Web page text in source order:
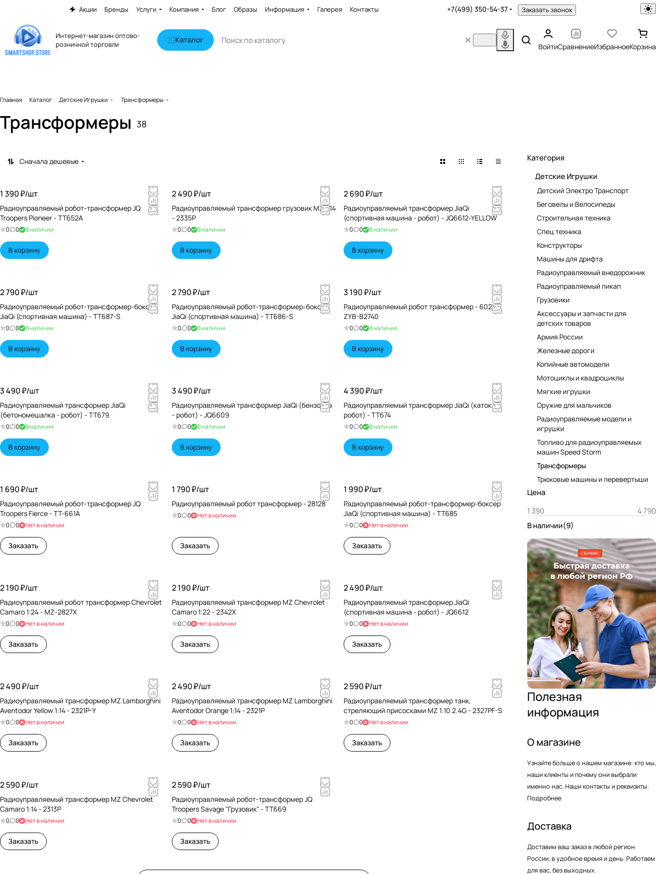
Акции Бренды Услуги Компания Блог Образы Информация Галерея Контакты +7(499) 350-54-37 Заказать звонок
Интернет-магазин оптово-
розничной торговли
Каталог
ВойтиСравнениеИзбранноеКорзина
Главная Каталог Детские Игрушки Трансформеры
Трансформеры 38
Сначала дешевые
1 390 ₽/шт
Радиоуправляемый робот-трансформер JQ
Troopers Pioneer - TT652A
0 0 В наличии
В корзину
2 490 ₽/шт
Радиоуправляемый трансформер грузовик MZ 1:14
- 2335P
0 0 В наличии
В корзину
2 690 ₽/шт
Радиоуправляемый трансформер JiaQi
(спортивная машина - робот) - JQ6612-YELLOW
0 0 В наличии
В корзину
2 790 ₽/шт
Радиоуправляемый робот-трансформер-боксер
JiaQi (спортивная машина) - TT687-S
0 0 В наличии
В корзину
2 790 ₽/шт
Радиоуправляемый робот-трансформер-боксер
JiaQi (спортивная машина) - TT686-S
0 0 В наличии
В корзину
3 190 ₽/шт
Радиоуправляемый робот трансформер - 6020 /
ZYB-B2740
0 0 В наличии
В корзину
3 490 ₽/шт
Радиоуправляемый трансформер JiaQi
(бетономешалка - робот) - TT679
0 0 В наличии
В корзину
3 490 ₽/шт
Радиоуправляемый трансформер JiaQi (бензовоз
- робот) - JQ6609
0 0 В наличии
В корзину
4 390 ₽/шт
Радиоуправляемый трансформер JiaQi (каток -
робот) - TT674
0 0 В наличии
В корзину
1 690 ₽/шт
Радиоуправляемый робот-трансформер JQ
Troopers Fierce - TT-661A
0 0 Нет в наличии
Заказать
1 790 ₽/шт
Радиоуправляемый робот трансформер - 28128
0 0 Нет в наличии
Заказать
1 990 ₽/шт
Радиоуправляемый робот-трансформер-боксер
JiaQi (спортивная машина) - TT685
0 0 Нет в наличии
Заказать
2 190 ₽/шт
Радиоуправляемый робот трансформер Chevrolet
Camaro 1:24 - MZ-2827X
0 0 Нет в наличии
Заказать
2 190 ₽/шт
Радиоуправляемый трансформер MZ Chevrolet
Camaro 1:22 - 2342X
0 0 Нет в наличии
Заказать
2 490 ₽/шт
Радиоуправляемый трансформер JiaQi
(спортивная машина - робот) - JQ6612
0 0 Нет в наличии
Заказать
2 490 ₽/шт
Радиоуправляемый трансформер MZ Lamborghini
Aventodor Yellow 1:14 - 2321P-Y
0 0 Нет в наличии
Заказать
2 490 ₽/шт
Радиоуправляемый трансформер MZ Lamborghini
Aventodor Orange 1:14 - 2321P
0 0 Нет в наличии
Заказать
2 590 ₽/шт
Радиоуправляемый трансформер танк,
стреляющий присосками MZ 1:10 2.4G - 2327PF-S
0 0 Нет в наличии
Заказать
2 590 ₽/шт
Радиоуправляемый трансформер MZ Chevrolet
Camaro 1:14 - 2313P
0 0 Нет в наличии
Заказать
2 590 ₽/шт
Радиоуправляемый робот-трансформер JQ
Troopers Savage "Грузовик" - TT669
0 0 Нет в наличии
Заказать
Категория
Детские Игрушки
Детский Электро Транспорт
Беговелы и Велосипеды
Строительная техника
Спец техника
Конструкторы
Машины для дрифта
Радиоуправляемый внедорожник
Радиоуправляемый пикап
Грузовики
Аксессуары и запчасти для
детских товаров
Армия России
Железные дороги
Копийные автомодели
Мотоциклы и квадроциклы
Мягкие игрушки
Оружие для мальчиков
Радиоуправляемые модели и
игрушки
Топливо для радиоуправляемых
машин Speed Storm
Трансформеры
Трюковые машины и перевертыши
Цена
В наличии(9)
Полезная
информация
О магазине
Узнайте больше о нашем магазине: кто мы,
наши клиенты и почему они выбрали
именно нас. Наши контакты и реквизиты.
Подробнее
Доставка
Доставим ваш заказ в любой регион
России, в удобное время и день. Работаем
для вас, без выходных.